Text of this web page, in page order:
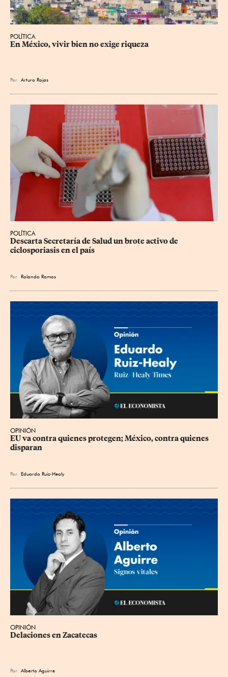
POLÍTICA
En México, vivir bien no exige riqueza
Por Arturo Rojas
POLÍTICA
Descarta Secretaría de Salud un brote activo de
ciclosporiasis en el país
Por Rolando Ramos
OPINIÓN
EU va contra quienes protegen; México, contra quienes
disparan
Por Eduardo Ruiz-Healy
OPINIÓN
Delaciones en Zacatecas
Por Alberto Aguirre